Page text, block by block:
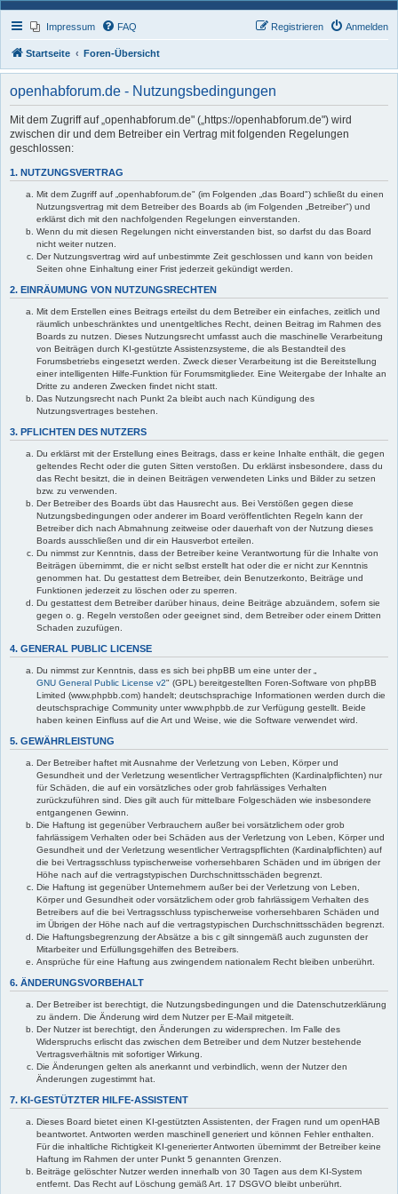
Impressum FAQ Anmelden
Registrieren
Startseite Foren-Übersicht
openhabforum.de - Nutzungsbedingungen
Mit dem Zugriff auf „openhabforum.de" („https://openhabforum.de") wird
zwischen dir und dem Betreiber ein Vertrag mit folgenden Regelungen
geschlossen:
1. NUTZUNGSVERTRAG
Mit dem Zugriff auf „openhabforum.de" (im Folgenden „das Board") schließt du einen
Nutzungsvertrag mit dem Betreiber des Boards ab (im Folgenden „Betreiber") und
erklärst dich mit den nachfolgenden Regelungen einverstanden.
Wenn du mit diesen Regelungen nicht einverstanden bist, so darfst du das Board
nicht weiter nutzen.
Der Nutzungsvertrag wird auf unbestimmte Zeit geschlossen und kann von beiden
Seiten ohne Einhaltung einer Frist jederzeit gekündigt werden.
2. EINRÄUMUNG VON NUTZUNGSRECHTEN
Mit dem Erstellen eines Beitrags erteilst du dem Betreiber ein einfaches, zeitlich und
räumlich unbeschränktes und unentgeltliches Recht, deinen Beitrag im Rahmen des
Boards zu nutzen. Dieses Nutzungsrecht umfasst auch die maschinelle Verarbeitung
von Beiträgen durch KI-gestützte Assistenzsysteme, die als Bestandteil des
Forumsbetriebs eingesetzt werden. Zweck dieser Verarbeitung ist die Bereitstellung
einer intelligenten Hilfe-Funktion für Forumsmitglieder. Eine Weitergabe der Inhalte an
Dritte zu anderen Zwecken findet nicht statt.
Das Nutzungsrecht nach Punkt 2a bleibt auch nach Kündigung des
Nutzungsvertrages bestehen.
3. PFLICHTEN DES NUTZERS
Du erklärst mit der Erstellung eines Beitrags, dass er keine Inhalte enthält, die gegen
geltendes Recht oder die guten Sitten verstoßen. Du erklärst insbesondere, dass du
das Recht besitzt, die in deinen Beiträgen verwendeten Links und Bilder zu setzen
bzw. zu verwenden.
Der Betreiber des Boards übt das Hausrecht aus. Bei Verstößen gegen diese
Nutzungsbedingungen oder anderer im Board veröffentlichten Regeln kann der
Betreiber dich nach Abmahnung zeitweise oder dauerhaft von der Nutzung dieses
Boards ausschließen und dir ein Hausverbot erteilen.
Du nimmst zur Kenntnis, dass der Betreiber keine Verantwortung für die Inhalte von
Beiträgen übernimmt, die er nicht selbst erstellt hat oder die er nicht zur Kenntnis
genommen hat. Du gestattest dem Betreiber, dein Benutzerkonto, Beiträge und
Funktionen jederzeit zu löschen oder zu sperren.
Du gestattest dem Betreiber darüber hinaus, deine Beiträge abzuändern, sofern sie
gegen o. g. Regeln verstoßen oder geeignet sind, dem Betreiber oder einem Dritten
Schaden zuzufügen.
4. GENERAL PUBLIC LICENSE
Du nimmst zur Kenntnis, dass es sich bei phpBB um eine unter der „
GNU General Public License v2" (GPL) bereitgestellten Foren-Software von phpBB
Limited (www.phpbb.com) handelt; deutschsprachige Informationen werden durch die
deutschsprachige Community unter www.phpbb.de zur Verfügung gestellt. Beide
haben keinen Einfluss auf die Art und Weise, wie die Software verwendet wird.
5. GEWÄHRLEISTUNG
Der Betreiber haftet mit Ausnahme der Verletzung von Leben, Körper und
Gesundheit und der Verletzung wesentlicher Vertragspflichten (Kardinalpflichten) nur
für Schäden, die auf ein vorsätzliches oder grob fahrlässiges Verhalten
zurückzuführen sind. Dies gilt auch für mittelbare Folgeschäden wie insbesondere
entgangenen Gewinn.
Die Haftung ist gegenüber Verbrauchern außer bei vorsätzlichem oder grob
fahrlässigem Verhalten oder bei Schäden aus der Verletzung von Leben, Körper und
Gesundheit und der Verletzung wesentlicher Vertragspflichten (Kardinalpflichten) auf
die bei Vertragsschluss typischerweise vorhersehbaren Schäden und im übrigen der
Höhe nach auf die vertragstypischen Durchschnittsschäden begrenzt.
Die Haftung ist gegenüber Unternehmern außer bei der Verletzung von Leben,
Körper und Gesundheit oder vorsätzlichem oder grob fahrlässigem Verhalten des
Betreibers auf die bei Vertragsschluss typischerweise vorhersehbaren Schäden und
im Übrigen der Höhe nach auf die vertragstypischen Durchschnittsschäden begrenzt.
Die Haftungsbegrenzung der Absätze a bis c gilt sinngemäß auch zugunsten der
Mitarbeiter und Erfüllungsgehilfen des Betreibers.
Ansprüche für eine Haftung aus zwingendem nationalem Recht bleiben unberührt.
6. ÄNDERUNGSVORBEHALT
Der Betreiber ist berechtigt, die Nutzungsbedingungen und die Datenschutzerklärung
zu ändern. Die Änderung wird dem Nutzer per E-Mail mitgeteilt.
Der Nutzer ist berechtigt, den Änderungen zu widersprechen. Im Falle des
Widerspruchs erlischt das zwischen dem Betreiber und dem Nutzer bestehende
Vertragsverhältnis mit sofortiger Wirkung.
Die Änderungen gelten als anerkannt und verbindlich, wenn der Nutzer den
Änderungen zugestimmt hat.
7. KI-GESTÜTZTER HILFE-ASSISTENT
Dieses Board bietet einen KI-gestützten Assistenten, der Fragen rund um openHAB
beantwortet. Antworten werden maschinell generiert und können Fehler enthalten.
Für die inhaltliche Richtigkeit KI-generierter Antworten übernimmt der Betreiber keine
Haftung im Rahmen der unter Punkt 5 genannten Grenzen.
Beiträge gelöschter Nutzer werden innerhalb von 30 Tagen aus dem KI-System
entfernt. Das Recht auf Löschung gemäß Art. 17 DSGVO bleibt unberührt.